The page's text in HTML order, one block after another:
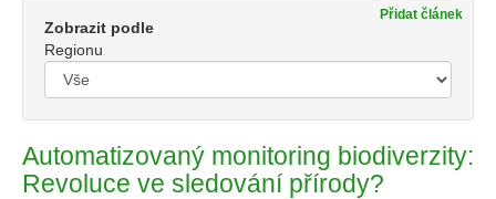
Přidat článek
Zobrazit podle
Regionu
Automatizovaný monitoring biodiverzity:
Revoluce ve sledování přírody?